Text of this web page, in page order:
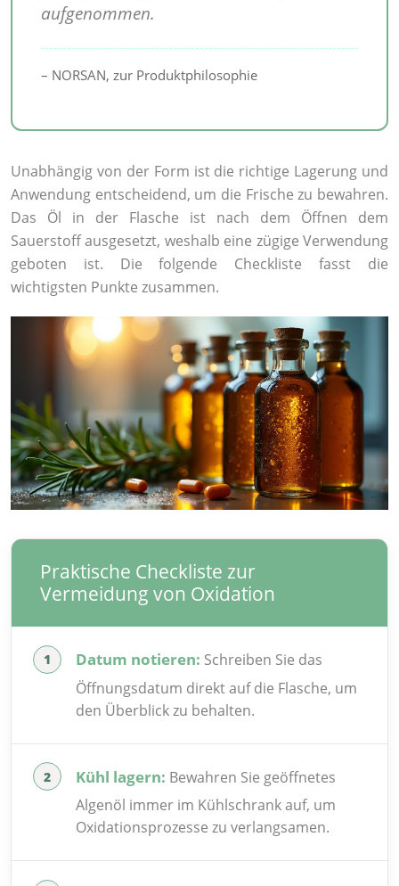
aufgenommen.
– NORSAN, zur Produktphilosophie
Unabhängig von der Form ist die richtige Lagerung und
Anwendung entscheidend, um die Frische zu bewahren.
Das Öl in der Flasche ist nach dem Öffnen dem
Sauerstoff ausgesetzt, weshalb eine zügige Verwendung
geboten ist. Die folgende Checkliste fasst die
wichtigsten Punkte zusammen.
Praktische Checkliste zur
Vermeidung von Oxidation
Datum notieren: Schreiben Sie das
Öffnungsdatum direkt auf die Flasche, um
den Überblick zu behalten.
Kühl lagern: Bewahren Sie geöffnetes
Algenöl immer im Kühlschrank auf, um
Oxidationsprozesse zu verlangsamen.